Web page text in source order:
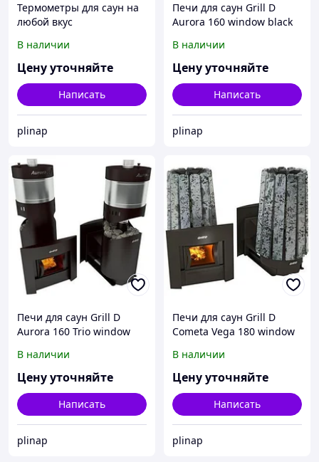
Термометры для саун на
любой вкус
В наличии
Цену уточняйте
Написать
plinap
Печи для саун Grill D
Aurora 160 window black
В наличии
Цену уточняйте
Написать
plinap
Печи для саун Grill D
Aurora 160 Trio window
В наличии
Цену уточняйте
Написать
plinap
Печи для саун Grill D
Cometa Vega 180 window
В наличии
Цену уточняйте
Написать
plinap